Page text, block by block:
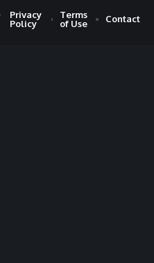
Privacy
Policy
Terms
of Use
Contact